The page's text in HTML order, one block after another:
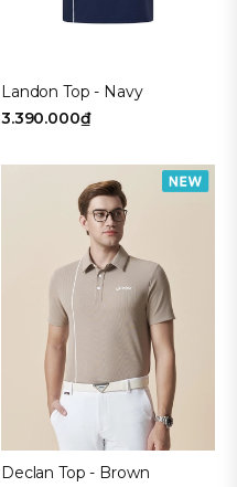
Landon Top - Navy
3.390.000₫
Declan Top - Brown